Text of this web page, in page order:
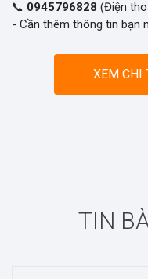
📞 0945796828 (Điện
- Cần thêm thông tin bạn
XEM CHI
TIN